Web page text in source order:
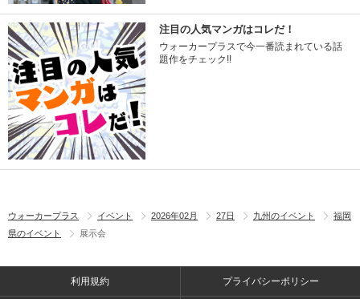
注目の人気マンガはコレだ！
ウォーカープラスで今一番読まれている話
題作をチェック!!
ウォーカープラス イベント 2026年02月 27日 九州のイベント
福岡
県のイベント
展示会
利用規約 プライバシーポリシー